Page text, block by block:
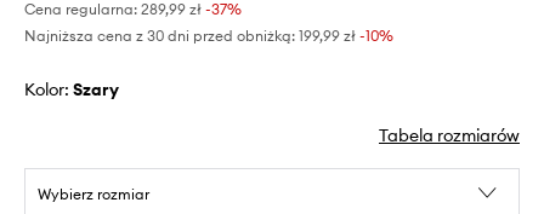
Cena regularna: 289,99 zł -37%
Najniższa cena z 30 dni przed obniżką: 199,99 zł -10%
Kolor: szary
Tabela rozmiarów
Wybierz rozmiar